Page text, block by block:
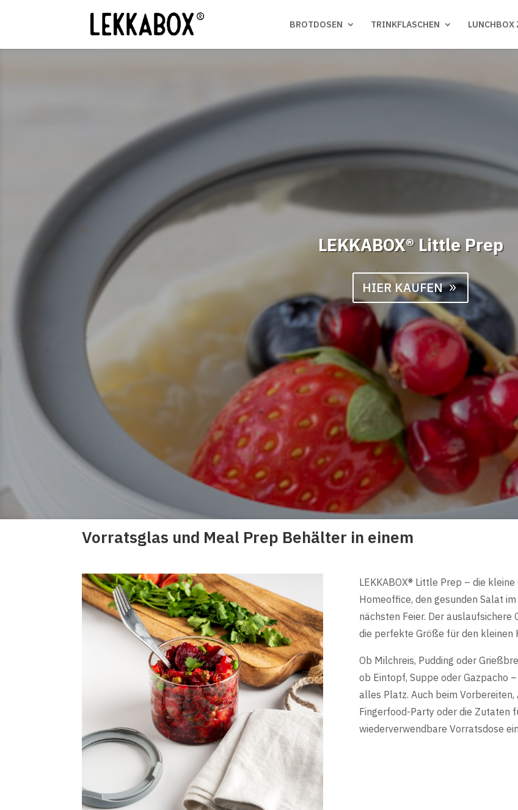
BROTDOSEN TRINKFLASCHEN LUNCHBOX
LEKKABOX® Little Prep
HIER KAUFEN
Vorratsglas und Meal Prep Behälter in einem
LEKKABOX® Little Prep – die
Homeoffice, den gesunden Salat
nächsten Feier. Der
die perfekte Größe für den kleinen
Ob Milchreis, Pudding oder
ob Eintopf, Suppe oder Gazpacho
alles Platz. Auch beim
Fingerfood-Party oder die Zutaten
wiederverwendbare Vorratsdose